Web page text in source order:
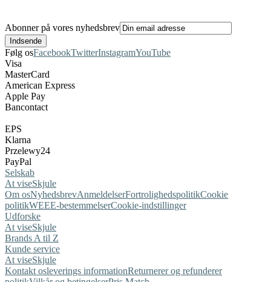
Abonner på vores nyhedsbrev
Følg osFacebookTwitterInstagramYouTube
Visa
MasterCard
American Express
Apple Pay
Bancontact
EPS
Klarna
Przelewy24
PayPal
Selskab
At viseSkjule
Om osNyhedsbrevAnmeldelserFortrolighedspolitikCookie
politikWEEE-bestemmelserCookie-indstillinger
Udforske
At viseSkjule
Brands A til Z
Kunde service
At viseSkjule
Kontakt osleverings informationReturnerer og refunderer